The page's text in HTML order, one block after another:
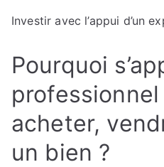
Investir avec l’appui d’un
Pourquoi
acheter,
un bien ?